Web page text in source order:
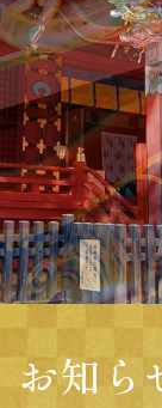
氏子
お知ら